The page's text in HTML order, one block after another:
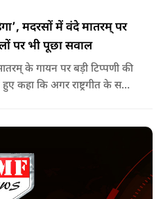
मदरसों में वंदे मातरम् पर
पर भी पूछा सवाल
के गायन पर बड़ी टिप्पणी की
कहा कि अगर राष्ट्रगीत के सभी